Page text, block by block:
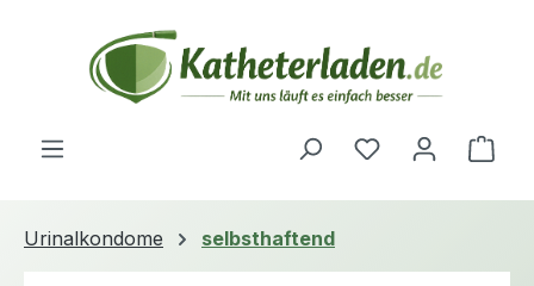
Zum Hauptinhalt springen
Du hast 0
Urinalkondome selbsthaftend